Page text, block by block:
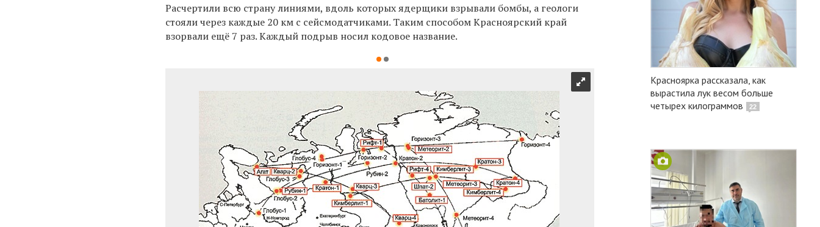
Расчертили всю страну линиями, вдоль которых ядерщики взрывали бомбы, а геологи
стояли через каждые 20 км с сейсмодатчиками. Таким способом Красноярский край
взорвали ещё 7 раз. Каждый подрыв носил кодовое название.
Красноярка рассказала, как
вырастила лук весом больше
четырех килограммов
22